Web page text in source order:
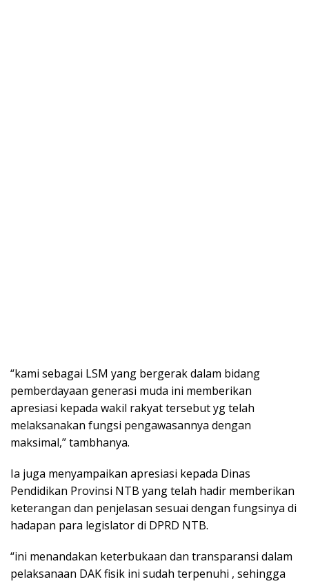
“kami sebagai LSM yang bergerak dalam bidang
pemberdayaan generasi muda ini memberikan
apresiasi kepada wakil rakyat tersebut yg telah
melaksanakan fungsi pengawasannya dengan
maksimal,” tambhanya.
Ia juga menyampaikan apresiasi kepada Dinas
Pendidikan Provinsi NTB yang telah hadir memberikan
keterangan dan penjelasan sesuai dengan fungsinya di
hadapan para legislator di DPRD NTB.
“ini menandakan keterbukaan dan transparansi dalam
pelaksanaan DAK fisik ini sudah terpenuhi , sehingga